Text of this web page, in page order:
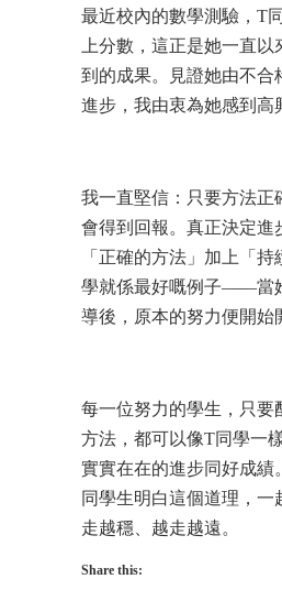
最近校內的數學測驗，T
上分數，這正是她一直
到的成果。見證她由不合
進步，我由衷為她感到高
我一直堅信：只要方法正
會得到回報。真正決定進
「正確的方法」加上「
學就係最好嘅例子——當
導後，原本的努力便開始
每一位努力的學生，只要
方法，都可以像T同學一
實實在在的進步同好成績
同學生明白這個道理，一
走越穩、越走越遠。
Share this: